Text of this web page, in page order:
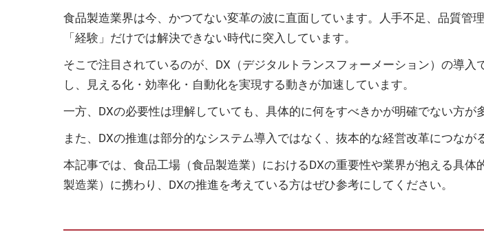
食品製造業界は今、かつてない変革の波に直面しています。人手不足、品質
「経験」だけでは解決できない時代に突入しています。
そこで注目されているのが、DX（デジタルトランスフォーメーション）の導
し、見える化・効率化・自動化を実現する動きが加速しています。
一方、DXの必要性は理解していても、具体的に何をすべきかが明確でない方が
また、DXの推進は部分的なシステム導入ではなく、抜本的な経営改革につなが
本記事では、食品工場（食品製造業）におけるDXの重要性や業界が抱える具
製造業）に携わり、DXの推進を考えている方はぜひ参考にしてください。